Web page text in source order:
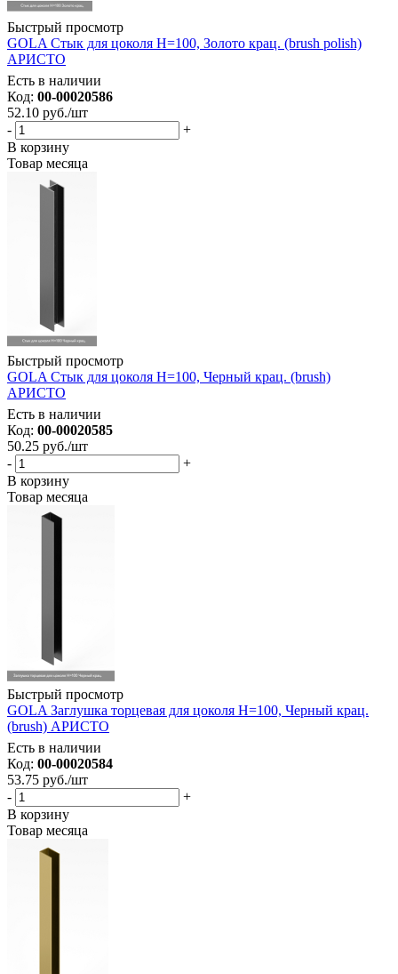
Быстрый просмотр
GOLA Стык для цоколя Н=100, Золото крац. (brush polish)
АРИСТО
Есть в наличии
Код: 00-00020586
52.10 руб./шт
-
+
В корзину
Товар месяца
Быстрый просмотр
GOLA Стык для цоколя Н=100, Черный крац. (brush)
АРИСТО
Есть в наличии
Код: 00-00020585
50.25 руб./шт
-
+
В корзину
Товар месяца
Быстрый просмотр
GOLA Заглушка торцевая для цоколя Н=100, Черный крац.
(brush) АРИСТО
Есть в наличии
Код: 00-00020584
53.75 руб./шт
-
+
В корзину
Товар месяца